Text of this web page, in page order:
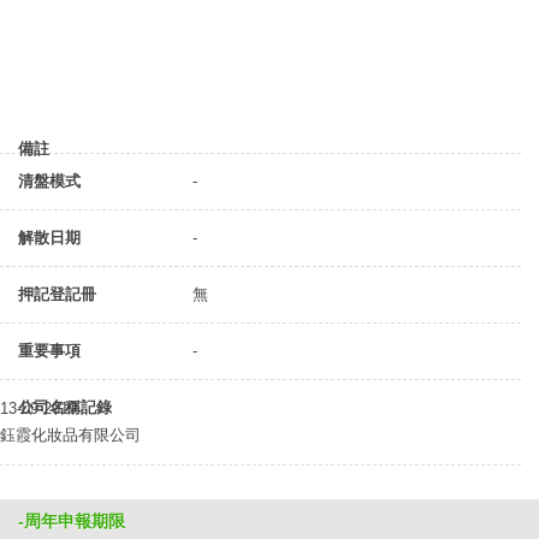
備註
清盤模式
-
解散日期 -
押記登記冊 無
重要事項 -
公司名稱記錄
13-09-2019
鈺霞化妝品有限公司
-周年申報期限